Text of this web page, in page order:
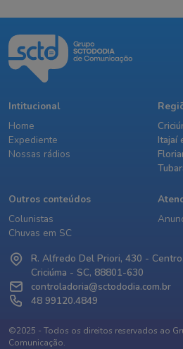
Intitucional
Home
Expediente
Nossas rádios
Itajaí
Outros conteúdos
Colunistas
Chuvas em SC
R. Alfredo Del Priori, 430 - Centro,
Criciúma - SC, 88801-630
controladoria@sctododia.com.br
48 99120.4849
©2025 - Todos os direitos reservados ao
Comunicação.